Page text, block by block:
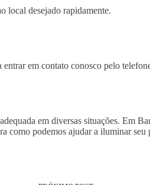
local desejado rapidamente.
em contato conosco pelo
em diversas situações. Em
como podemos ajudar a iluminar